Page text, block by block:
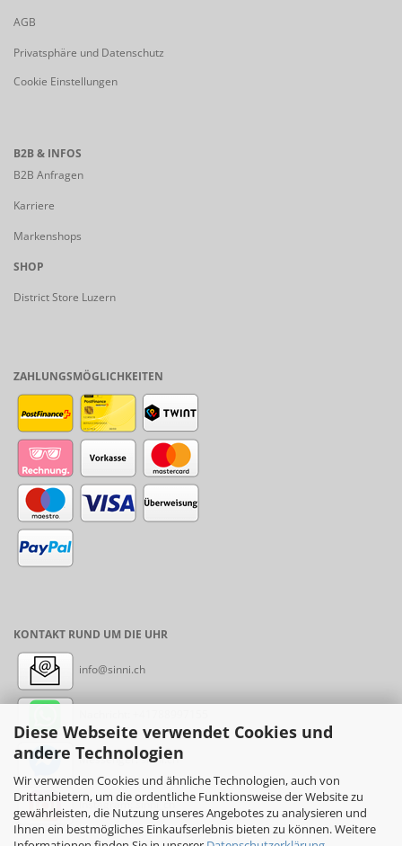
Diese Webseite verwendet Cookies und
andere Technologien
Wir verwenden Cookies und ähnliche Technologien, auch von
Drittanbietern, um die ordentliche Funktionsweise der Website zu
gewährleisten, die Nutzung unseres Angebotes zu analysieren und
Ihnen ein bestmögliches Einkaufserlebnis bieten zu können. Weitere
AGB
Privatsphäre und Datenschutz
Cookie Einstellungen
B2B & INFOS
B2B Anfragen
Karriere
Markenshops
SHOP
District Store Luzern
ZAHLUNGSMÖGLICHKEITEN
KONTAKT RUND UM DIE UHR
info@sinni.ch
Messenger: sinni.ch
Instagram: sinni_ch